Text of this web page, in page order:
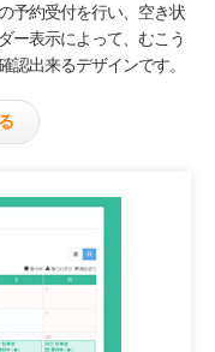
予約受付を行い、空き状
ー表示によって、むこう
認出来るデザインです。